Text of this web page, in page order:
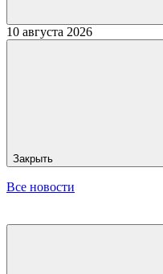
10 августа 2026
Закрыть
Все новости